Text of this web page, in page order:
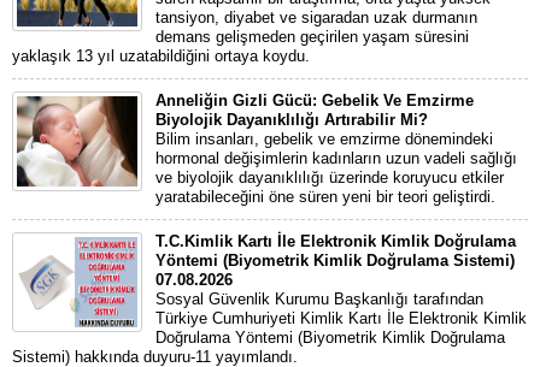
tansiyon, diyabet ve sigaradan uzak durmanın
demans gelişmeden geçirilen yaşam süresini
yaklaşık 13 yıl uzatabildiğini ortaya koydu.
Anneliğin Gizli Gücü: Gebelik Ve Emzirme
Biyolojik Dayanıklılığı Artırabilir Mi?
Bilim insanları, gebelik ve emzirme dönemindeki
hormonal değişimlerin kadınların uzun vadeli sağlığı
ve biyolojik dayanıklılığı üzerinde koruyucu etkiler
yaratabileceğini öne süren yeni bir teori geliştirdi.
T.C.Kimlik Kartı İle Elektronik Kimlik Doğrulama
Yöntemi (Biyometrik Kimlik Doğrulama Sistemi)
07.08.2026
Sosyal Güvenlik Kurumu Başkanlığı tarafından
Türkiye Cumhuriyeti Kimlik Kartı İle Elektronik Kimlik
Doğrulama Yöntemi (Biyometrik Kimlik Doğrulama
Sistemi) hakkında duyuru-11 yayımlandı.